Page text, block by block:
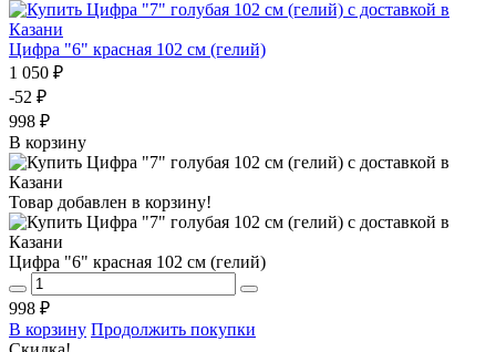
Цифра "6" красная 102 см (гелий)
1 050 ₽
-52 ₽
998 ₽
В корзину
Товар добавлен в корзину!
Цифра "6" красная 102 см (гелий)
998 ₽
В корзину Продолжить покупки